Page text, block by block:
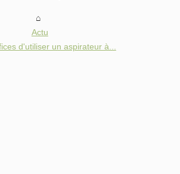
Actu
d'utiliser un aspirateur à...